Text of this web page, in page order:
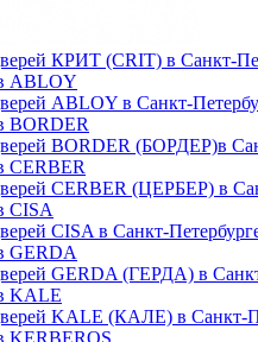
КРИТ (CRIT) в Санкт-
ABLOY в Санкт-
BORDER (БОРДЕР)в
CERBER (ЦЕРБЕР) в
CISA в Санкт-
GERDA (ГЕРДА) в
KALE (КАЛЕ) в Санкт-